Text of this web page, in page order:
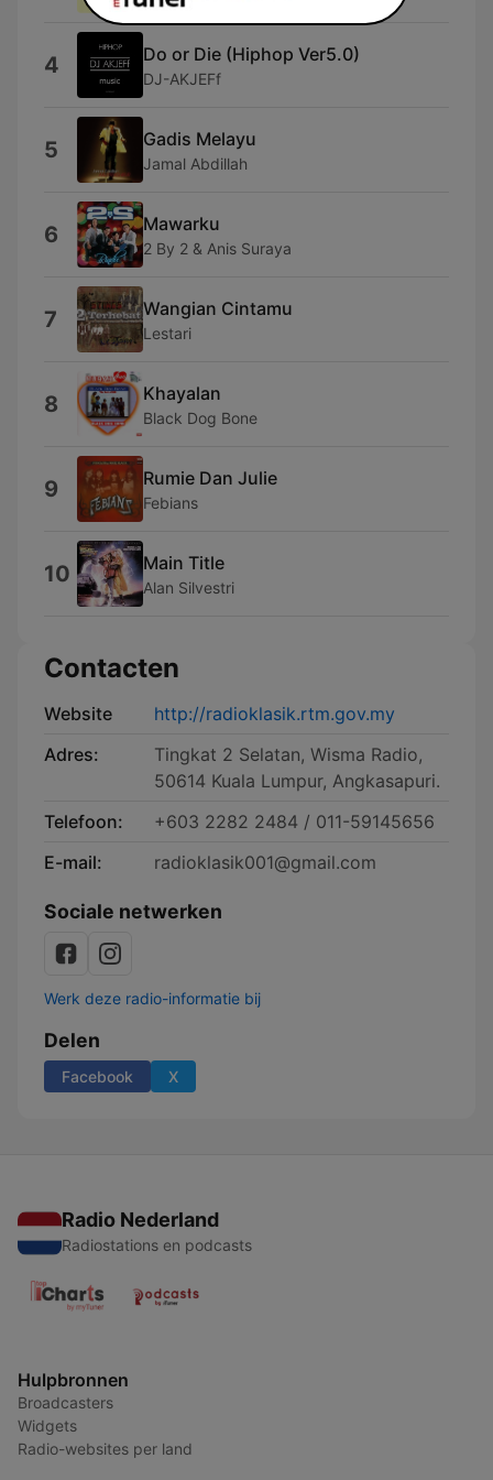
4 Do or Die (Hiphop Ver5.0)
DJ-AKJEFf
5 Gadis Melayu
Jamal Abdillah
6 Mawarku
2 By 2 & Anis Suraya
7 Wangian Cintamu
Lestari
8 Khayalan
Black Dog Bone
9 Rumie Dan Julie
Febians
10 Main Title
Alan Silvestri
Contacten
Website
http://radioklasik.rtm.gov.my
Adres:
Tingkat 2 Selatan, Wisma Radio,
50614 Kuala Lumpur, Angkasapuri.
Telefoon:
+603 2282 2484 / 011-59145656
E-mail:
radioklasik001@gmail.com
Sociale netwerken
Werk deze radio-informatie bij
Delen
Facebook X
Radio Nederland
Radiostations en podcasts
Hulpbronnen
Broadcasters
Widgets
Radio-websites per land